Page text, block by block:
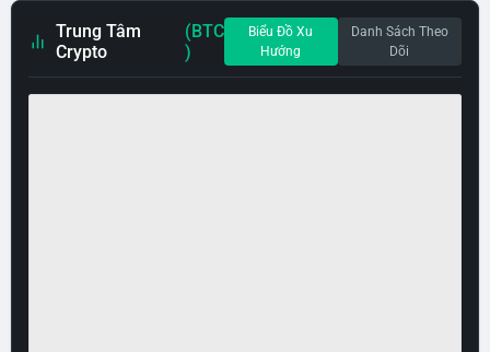
Trung Tâm
Crypto
(BTC
)
Biểu Đồ Xu
Hướng
Danh Sách Theo
Dõi